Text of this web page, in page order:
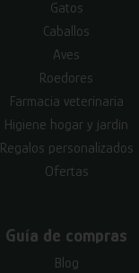
Gatos
Caballos
Aves
Roedores
Farmacia veterinaria
Higiene hogar y jardín
Regalos personalizados
Ofertas
Guía de compras
Blog